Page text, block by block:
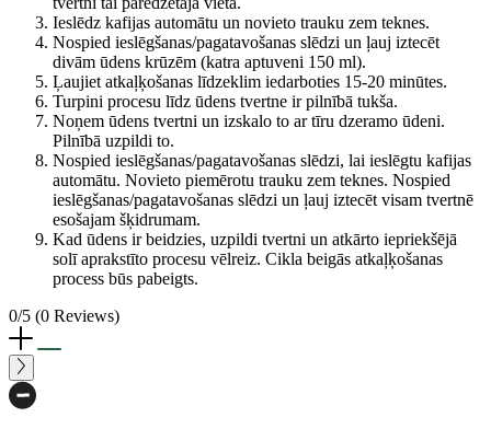
Ieslēdz kafijas automātu un novieto trauku zem teknes.
Nospied ieslēgšanas/pagatavošanas slēdzi un ļauj iztecēt
divām ūdens krūzēm (katra aptuveni 150 ml).
Ļaujiet atkaļķošanas līdzeklim iedarboties 15-20 minūtes.
Turpini procesu līdz ūdens tvertne ir pilnībā tukša.
Noņem ūdens tvertni un izskalo to ar tīru dzeramo ūdeni.
Pilnībā uzpildi to.
Nospied ieslēgšanas/pagatavošanas slēdzi, lai ieslēgtu kafijas
automātu. Novieto piemērotu trauku zem teknes. Nospied
ieslēgšanas/pagatavošanas slēdzi un ļauj iztecēt visam tvertnē
esošajam šķidrumam.
Kad ūdens ir beidzies, uzpildi tvertni un atkārto iepriekšējā
solī aprakstīto procesu vēlreiz. Cikla beigās atkaļķošanas
process būs pabeigts.
0/5 (0 Reviews)